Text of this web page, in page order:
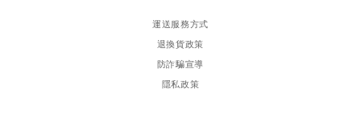
運送服務方式
退換貨政策
防詐騙宣導
隱私政策